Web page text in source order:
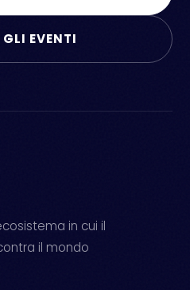
EVENTI
in cui il
il mondo